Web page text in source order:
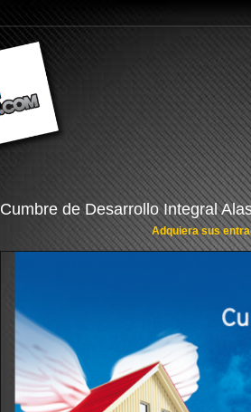
Cumbre de Desarrollo Integral
Adquiera sus